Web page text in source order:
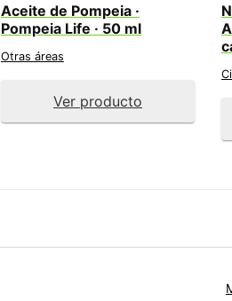
Aceite de Pompeia ·
Pompeia Life · 50 ml
Otras áreas
Ver producto